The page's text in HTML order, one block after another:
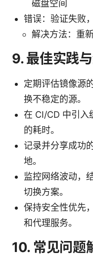
磁盘空间
错误：验证失败
解决方法：重
9. 最佳实践
定期评估镜像源
换不稳定的源。
在 CI/CD 中引入
的耗时。
记录并分享成功
地。
监控网络波动，
切换方案。
保持安全性优先
和代理服务。
10. 常见问题